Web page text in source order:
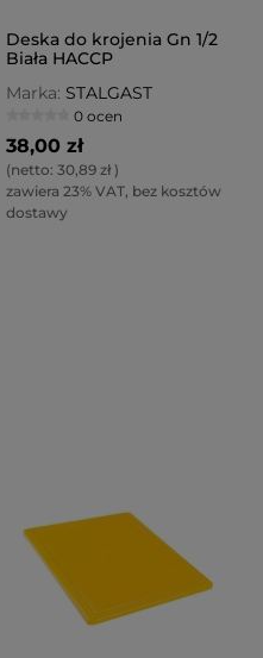
Deska do krojenia Gn 1/2
Biała HACCP
Marka: STALGAST
0 ocen
38,00 zł
(netto: 30,89 zł)
zawiera 23% VAT, bez kosztów
dostawy